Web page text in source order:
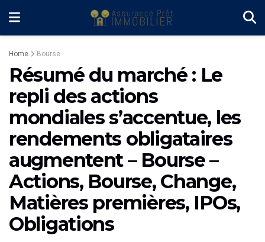
Home Bourse
Résumé du marché : Le
repli des actions
mondiales s’accentue, les
rendements obligataires
augmentent – Bourse –
Actions, Bourse, Change,
Matières premières, IPOs,
Obligations